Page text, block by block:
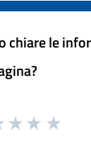
chiare le